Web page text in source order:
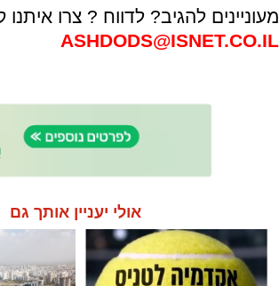
מעוניינים להגיב? לדווח ? צרו
ASHDODS@ISNET.CO.IL
אולי יעניין אותך גם